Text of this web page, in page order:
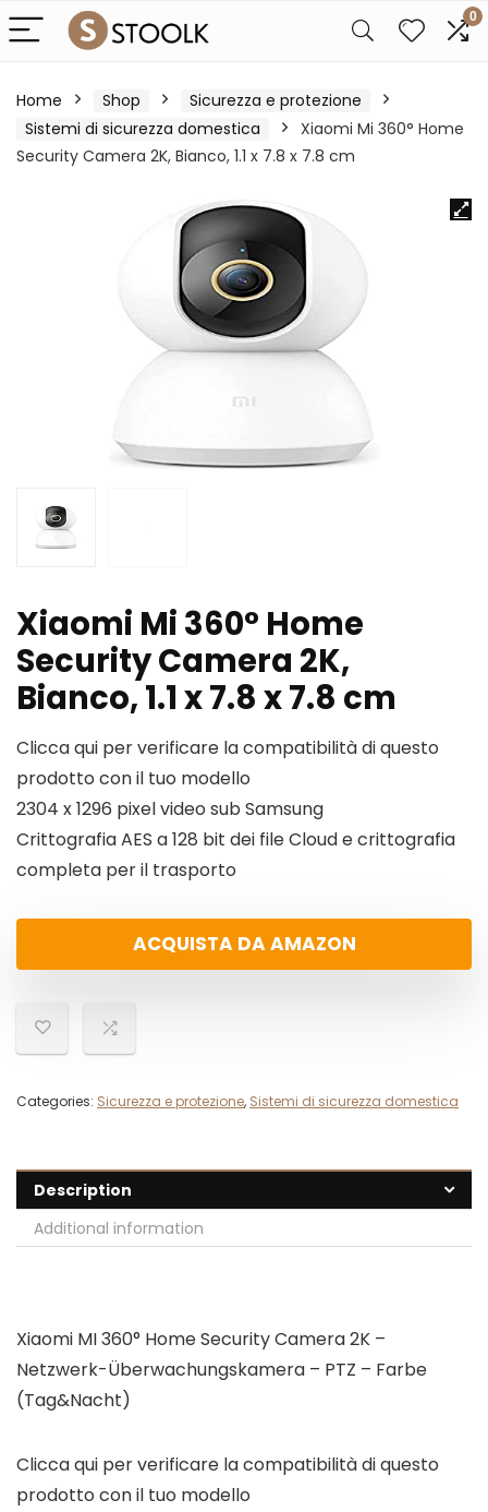
0
Home Shop
Sicurezza e protezione
Sistemi di sicurezza domestica
Xiaomi Mi 360° Home
Security Camera 2K, Bianco, 1.1 x 7.8 x 7.8 cm
Xiaomi Mi 360° Home
Security Camera 2K,
Bianco, 1.1 x 7.8 x 7.8 cm
Clicca qui per verificare la compatibilità di questo
prodotto con il tuo modello
2304 x 1296 pixel video sub Samsung
Crittografia AES a 128 bit dei file Cloud e crittografia
completa per il trasporto
ACQUISTA DA AMAZON
Categories: Sicurezza e protezione, Sistemi di sicurezza domestica
Description
Additional information
Xiaomi MI 360° Home Security Camera 2K –
Netzwerk-Überwachungskamera – PTZ – Farbe
(Tag&Nacht)
Clicca qui per verificare la compatibilità di questo
prodotto con il tuo modello